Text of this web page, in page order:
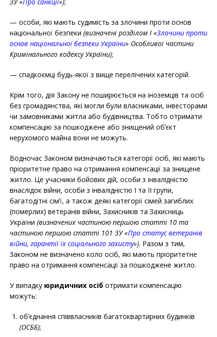
— особи, які мають судимість за злочини проти основ
національної безпеки (визначені розділом І «Злочини проти
основ національної безпеки України» Особливої частини
Кримінального кодексу України);
— спадкоємці будь-якої з вище перелічених категорій.
Крім того, дія Закону не поширюється на іноземців та осіб
без громадянства, які могли були власниками, інвесторами
чи замовниками житла або будівництва. Тобто отримати
компенсацію за пошкоджене або знищений обʼєкт
нерухомого майна вони не можуть.
Водночас Законом визначаються категорії осіб, які мають
пріоритетне право на отримання компенсації за знищене
житло. Це учасники бойових дій, особи з інвалідністю
внаслідок війни, особи з інвалідністю І та ІІ групи,
багатодітні сім’ї, а також деякі категорії сімей загиблих
(померлих) ветеранів війни, Захисників та Захисниць
України (визначених частиною першою статті 10 та
частиною першою статті 101 ЗУ «Про статус ветеранів
війни, гарантії їх соціального захисту»). Разом з тим,
Законом не визначено коло осіб, які мають пріоритетне
право на отримання компенсації за пошкоджене житло.
У випадку юридичних осіб отримати компенсацію
можуть:
об’єднання співвласників багатоквартирних будинків
(ОСББ);